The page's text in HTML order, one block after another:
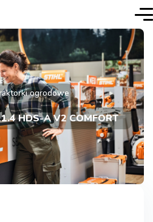
ogrodowe
HDS-A V2 COMFORT